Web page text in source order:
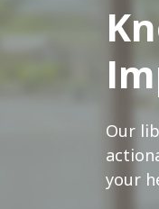
Our
your